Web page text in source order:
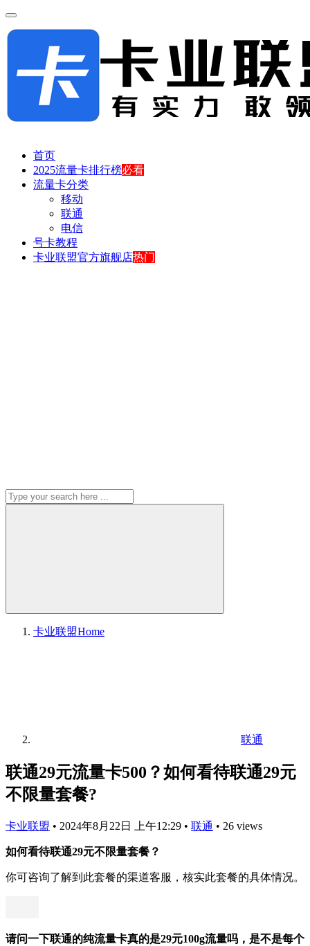
首页
2025流量卡排行榜必看
流量卡分类
移动
联通
电信
号卡教程
卡业联盟官方旗舰店热门
卡业联盟Home
联通
联通29元流量卡500？如何看待联通29元
不限量套餐?
卡业联盟 • 2024年8月22日 上午12:29 • 联通 • 26 views
如何看待联通29元不限量套餐？
你可咨询了解到此套餐的渠道客服，核实此套餐的具体情况。
请问一下联通的纯流量卡真的是29元100g流量吗，是不是每个